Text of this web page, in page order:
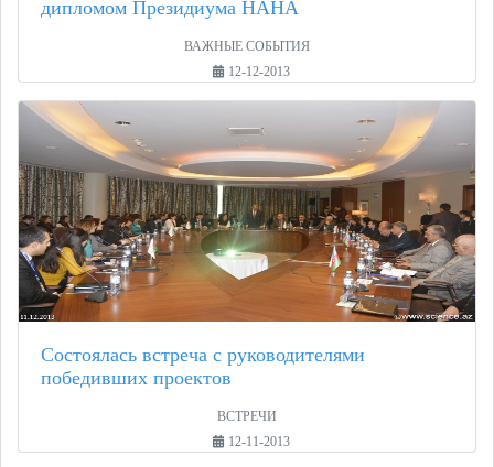
дипломом Президиума НАНА
ВАЖНЫЕ СОБЫТИЯ
12-12-2013
Состоялась встреча с руководителями
победивших проектов
ВСТРЕЧИ
12-11-2013